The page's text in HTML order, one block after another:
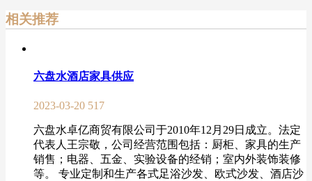
相关推荐
六盘水酒店家具供应
2023-03-20 517
六盘水卓亿商贸有限公司于2010年12月29日成立。法定
代表人王宗敬，公司经营范围包括：厨柜、家具的生产
销售；电器、五金、实验设备的经销；室内外装饰装修
等。 专业定制和生产各式足浴沙发、欧式沙发、酒店沙